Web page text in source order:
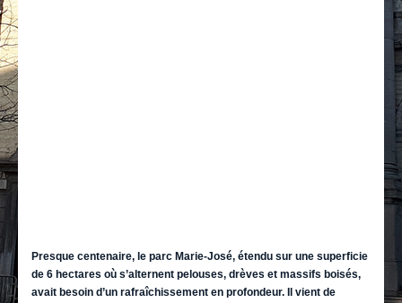
Presque centenaire, le parc Marie-José, étendu sur une superficie
de 6 hectares où s’alternent pelouses, drèves et massifs boisés,
avait besoin d’un rafraîchissement en profondeur. Il vient de